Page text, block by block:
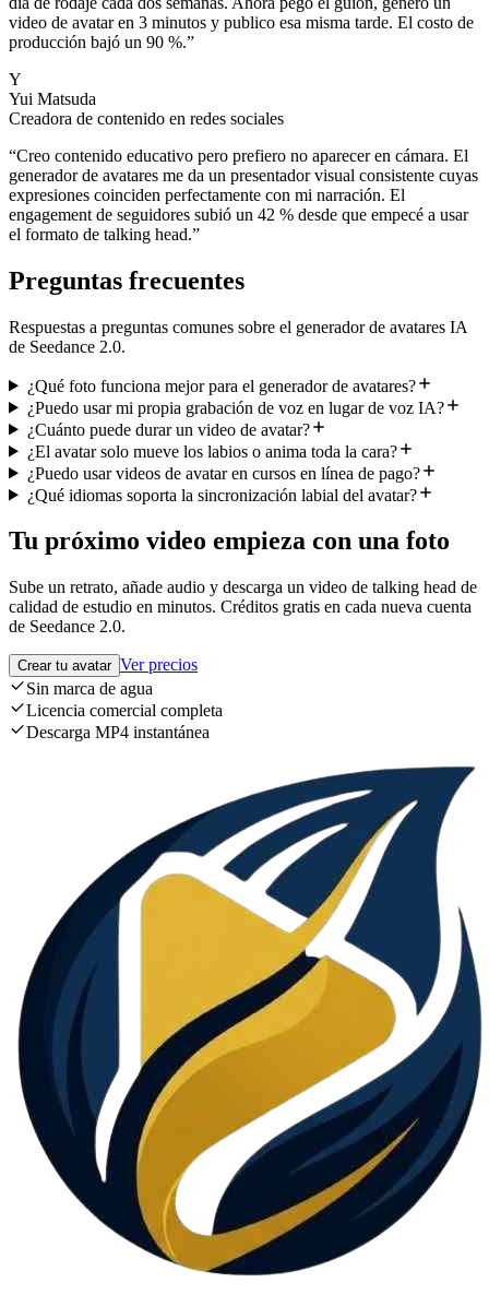
video de avatar en 3 minutos y publico esa misma tarde. El costo de
producción bajó un 90 %.”
Y
Yui Matsuda
Creadora de contenido en redes sociales
“Creo contenido educativo pero prefiero no aparecer en cámara. El
generador de avatares me da un presentador visual consistente cuyas
expresiones coinciden perfectamente con mi narración. El
engagement de seguidores subió un 42 % desde que empecé a usar
el formato de talking head.”
Preguntas frecuentes
Respuestas a preguntas comunes sobre el generador de avatares IA
de Seedance 2.0.
¿Qué foto funciona mejor para el generador de avatares?
¿Puedo usar mi propia grabación de voz en lugar de voz IA?
¿Cuánto puede durar un video de avatar?
¿El avatar solo mueve los labios o anima toda la cara?
¿Puedo usar videos de avatar en cursos en línea de pago?
¿Qué idiomas soporta la sincronización labial del avatar?
Tu próximo video empieza con una foto
Sube un retrato, añade audio y descarga un video de talking head de
calidad de estudio en minutos. Créditos gratis en cada nueva cuenta
de Seedance 2.0.
Crear tu avatar Ver precios
Sin marca de agua
Licencia comercial completa
Descarga MP4 instantánea